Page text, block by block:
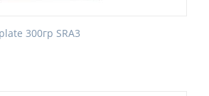
300гр SRA3